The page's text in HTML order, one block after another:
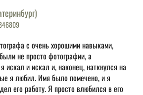
с очень хорошими навыками,
не просто фотографии, а
искал и искал и, наконец, наткнулся на
я любил. Имя было помечено, и я
его работу. Я просто влюбился в его